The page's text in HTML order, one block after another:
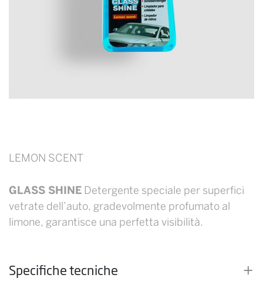
LEMON SCENT
GLASS SHINE Detergente speciale per superfici
vetrate dell’auto, gradevolmente profumato al
limone, garantisce una perfetta visibilità.
Specifiche tecniche